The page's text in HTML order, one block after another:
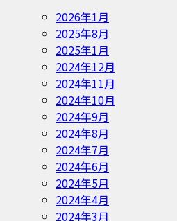
2026年1月
2025年8月
2025年1月
2024年12月
2024年11月
2024年10月
2024年9月
2024年8月
2024年7月
2024年6月
2024年5月
2024年4月
2024年3月